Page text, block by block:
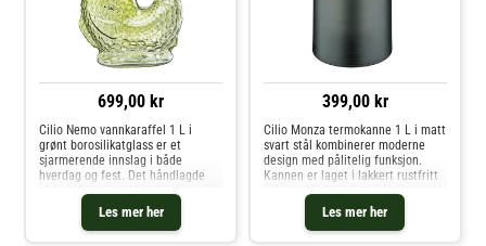
699,00 kr
Les mer her
Cilio Nemo vannkaraffel 1 L i
grønt borosilikatglass er et
sjarmerende innslag i både
hverdag og fest. Det håndlagde
glasset har en vakker fargetone
og et karakteristisk fiskestjertgrep
som gir både stil og godt grep.
Den brede åpningen gjør det enke
399,00 kr
Les mer her
Cilio Monza termokanne 1 L i matt
svart stål kombinerer moderne
design med pålitelig funksjon.
Kannen er laget i lakkert rustfritt
stål med vakuumisolasjon som
holder drikken varm i opptil 12
timer og kald i opptil 24 timer –
perfekt for kaffe, te el